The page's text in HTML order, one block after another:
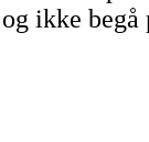
ikke